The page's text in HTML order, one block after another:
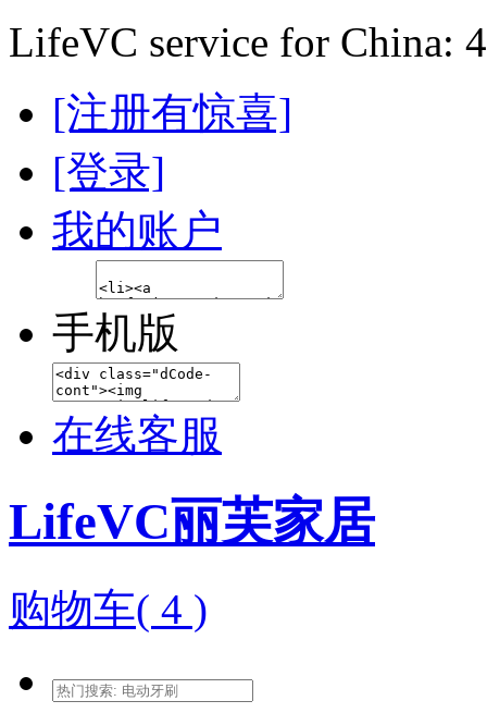
LifeVC service for China:
[注册有惊喜]
[登录]
我的账户
手机版
在线客服
LifeVC丽芙家居
购物车( 4 )